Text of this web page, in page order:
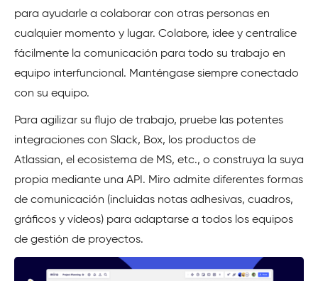
para ayudarle a colaborar con otras personas en
cualquier momento y lugar. Colabore, idee y centralice
fácilmente la comunicación para todo su trabajo en
equipo interfuncional. Manténgase siempre conectado
con su equipo.
Para agilizar su flujo de trabajo, pruebe las potentes
integraciones con Slack, Box, los productos de
Atlassian, el ecosistema de MS, etc., o construya la suya
propia mediante una API. Miro admite diferentes formas
de comunicación (incluidas notas adhesivas, cuadros,
gráficos y vídeos) para adaptarse a todos los equipos
de gestión de proyectos.